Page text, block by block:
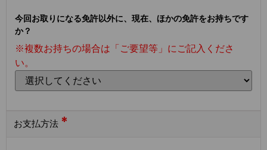
今回お取りになる免許以外に、現在、ほかの免許をお持ちです
か？
※複数お持ちの場合は「ご要望等」にご記入くださ
い。
お支払方法 *